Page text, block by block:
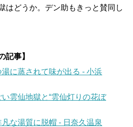
はどうか。デン助もきっと賛同し
記事】
に蒸されて味が出る - 小浜
雲仙地獄と“雲仙灯りの花ぼ
な湯質に脱帽 - 日奈久温泉